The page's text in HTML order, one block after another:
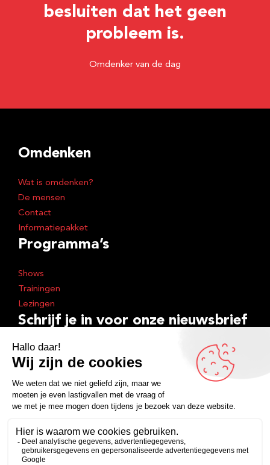
besluiten dat het geen
probleem is.
Omdenker van de dag
Omdenken
Wat is omdenken?
De mensen
Contact
Informatiepakket
Programma’s
Shows
Trainingen
Lezingen
Schrijf je in voor onze nieuwsbrief
E
-
m
a
i
l
Inschrijven
Facebook Instagram